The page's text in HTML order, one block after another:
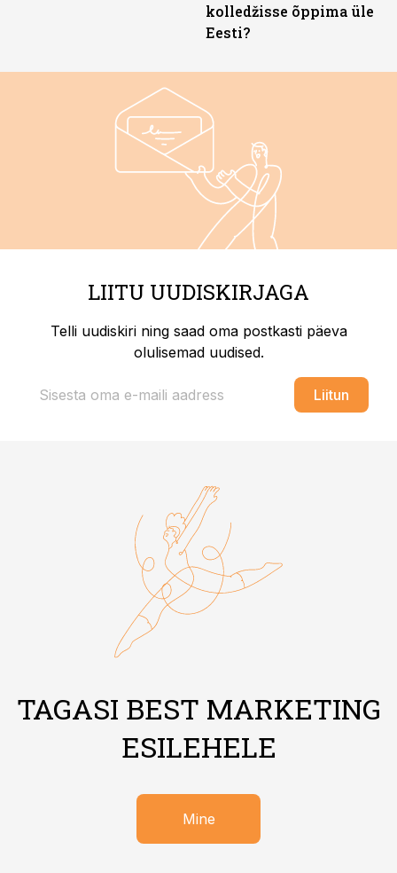
kolledžisse õppima üle
Eesti?
LIITU UUDISKIRJAGA
Telli uudiskiri ning saad oma postkasti päeva
olulisemad uudised.
Liitun
TAGASI BEST MARKETING
ESILEHELE
Mine